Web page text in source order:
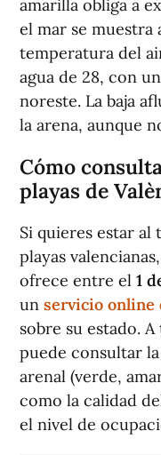
amarilla obliga a
el mar se muestra
temperatura del
agua de 28, con
noreste. La baja
la arena, aunque
Cómo
playas de
Si quieres estar al
playas
ofrece entre el 1
un servicio online
sobre su estado.
puede consultar
arenal (verde,
como la calidad
el nivel de